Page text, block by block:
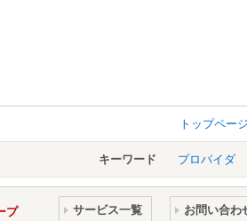
トップページ
キーワード プロバイダ
プ サービス一覧 お問い合わ